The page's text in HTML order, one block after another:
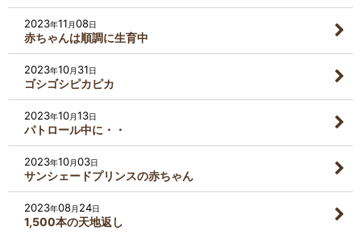
2023年11 月08日
赤ちゃんは順調に生育中
2023年10月 31日
ゴシゴシピカピカ
2023年10月13日
パトロール中に・・
2023年10月03日
サンシェードプリンスの赤ちゃん
2023年08月 24日
1,500本の天地返し